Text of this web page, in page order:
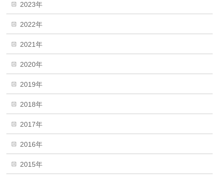
2023年
2022年
2021年
2020年
2019年
2018年
2017年
2016年
2015年